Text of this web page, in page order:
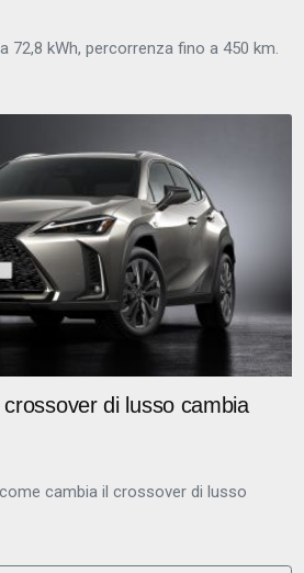
72,8 kWh, percorrenza fino a 450 km.
di lusso cambia
cambia il crossover di lusso